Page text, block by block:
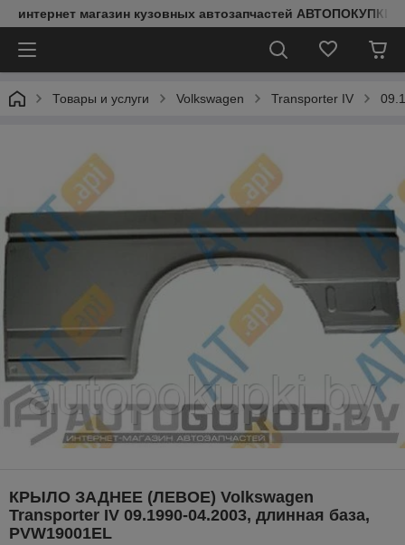
интернет магазин кузовных автозапчастей АВТОПОКУПКИ
Товары и услуги Volkswagen Transporter IV
КРЫЛО ЗАДНЕЕ (ЛЕВОЕ) Volkswagen
Transporter IV 09.1990-04.2003, длинная база,
PVW19001EL